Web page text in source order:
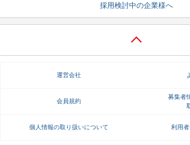
採用検討中の企業様へ
運営会社
会員規約
募集者
個人情報の取り扱いについて 利用